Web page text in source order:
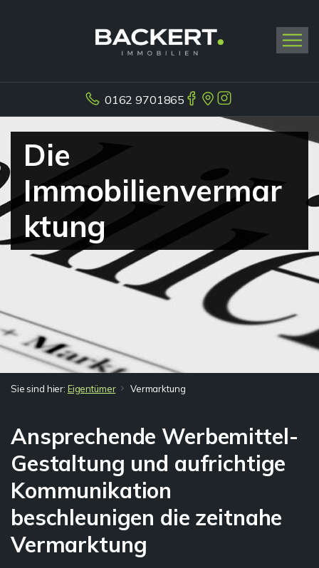
0162 9701865
Die
Immobilienvermar
ktung
Sie sind hier: Eigentümer Vermarktung
Ansprechende Werbemittel-
Gestaltung und aufrichtige
Kommunikation
beschleunigen die zeitnahe
Vermarktung